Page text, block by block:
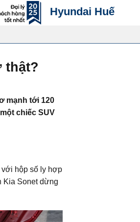
Hyundai Huế
thật?
mạnh tới 120
chiếc SUV
với hộp số ly hợp
Kia Sonet dừng